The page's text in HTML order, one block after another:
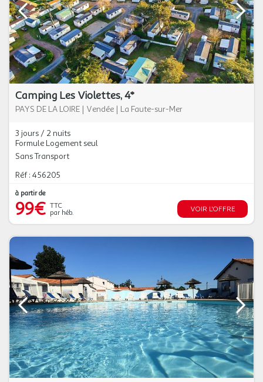
Camping Les Violettes, 4*
PAYS DE LA LOIRE | Vendée | La Faute-sur-Mer
3 jours / 2 nuits
Formule Logement seul
Sans Transport
Réf : 456205
à partir de
99€ TTC
par héb.
VOIR L'OFFRE